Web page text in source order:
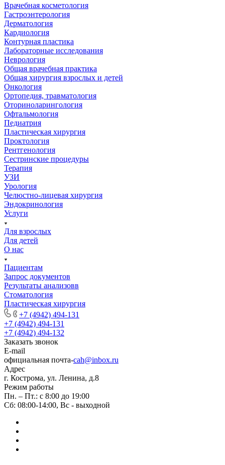
Врачебная косметология
Гастроэнтерология
Дерматология
Кардиология
Контурная пластика
Лабораторные исследования
Неврология
Общая врачебная практика
Общая хирургия взрослых и детей
Онкология
Ортопедия, травматология
Оториноларингология
Офтальмология
Педиатрия
Пластическая хирургия
Проктология
Рентгенология
Сестринские процедуры
Терапия
УЗИ
Урология
Челюстно-лицевая хирургия
Эндокринология
Услуги
Для взрослых
Для детей
О нас
Пациентам
Запрос документов
Результаты анализовв
Стоматология
Пластическая хирургия
+7 (4942) 494-131
+7 (4942) 494-131
+7 (4942) 494-132
Заказать звонок
E-mail
официальная почта-cah@inbox.ru
Адрес
г. Кострома, ул. Ленина, д.8
Режим работы
Пн. – Пт.: с 8:00 до 19:00
Сб: 08:00-14:00, Вс - выходной